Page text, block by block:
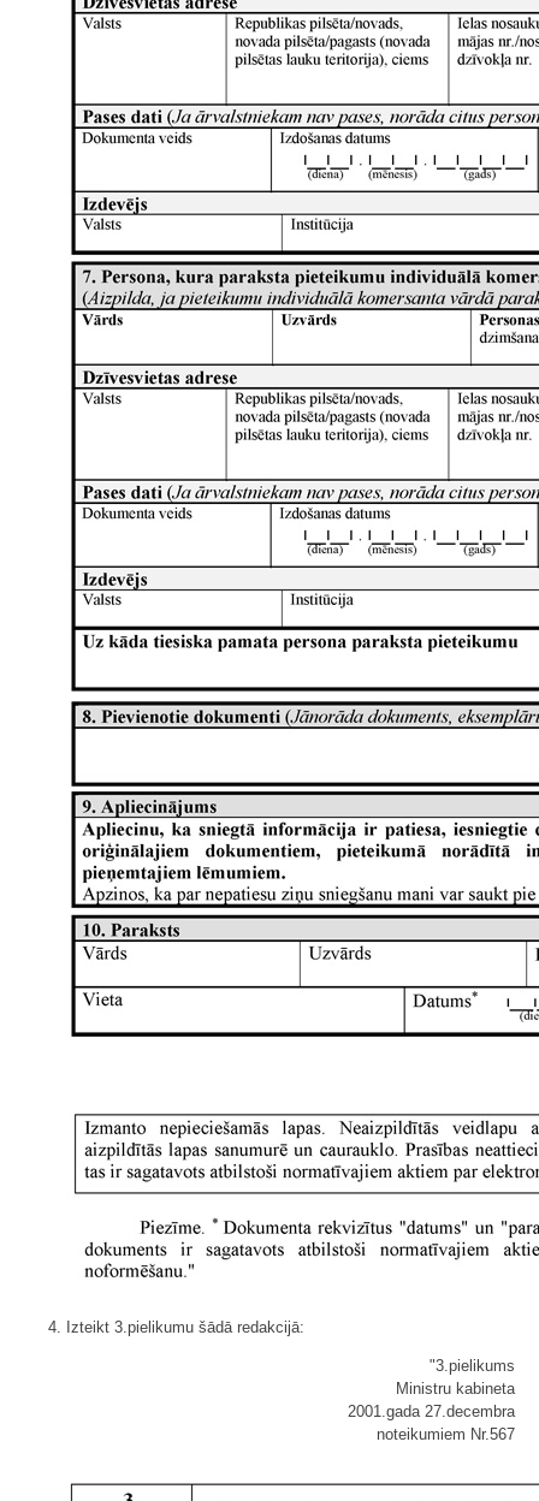
4. Izteikt 3.pielikumu šādā redakcijā:
"3.pielikums
Ministru kabineta
2001.gada 27.decembra
noteikumiem Nr.567